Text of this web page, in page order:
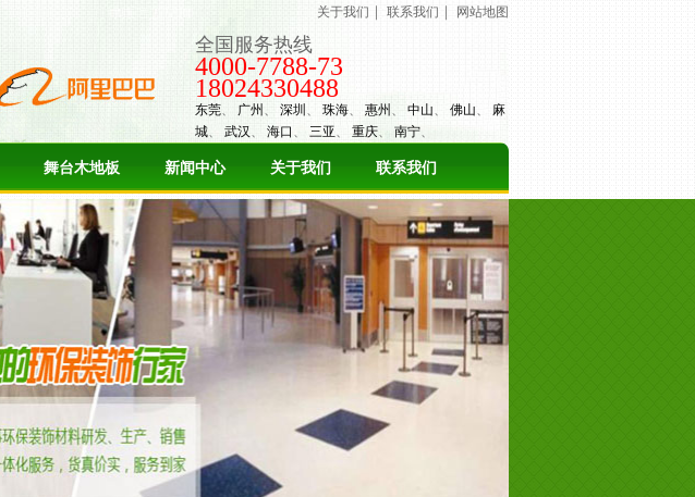
关于我们 ｜ 联系我们 ｜ 网站地图
全国服务热线
4000-7788-73
18024330488
东莞、 广州 、 深圳 、 珠海、 惠州 、 中山、 佛山、 麻
城、 武汉、 海口 、 三亚、 重庆、 南宁、
舞台木地板 新闻中心 关于我们 联系我们